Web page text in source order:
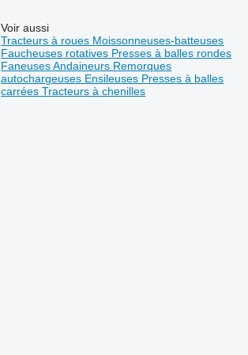
Voir aussi
Tracteurs à roues Moissonneuses-batteuses
Faucheuses rotatives Presses à balles rondes
FaneusesAndaineurs Remorques
autochargeuses Ensileuses Presses à balles
carréesTracteurs à chenilles